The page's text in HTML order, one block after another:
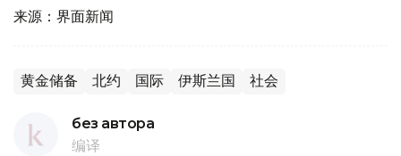
来源：界面新闻
黄金储备 北约 国际 伊斯兰国 社会
без автора
编译